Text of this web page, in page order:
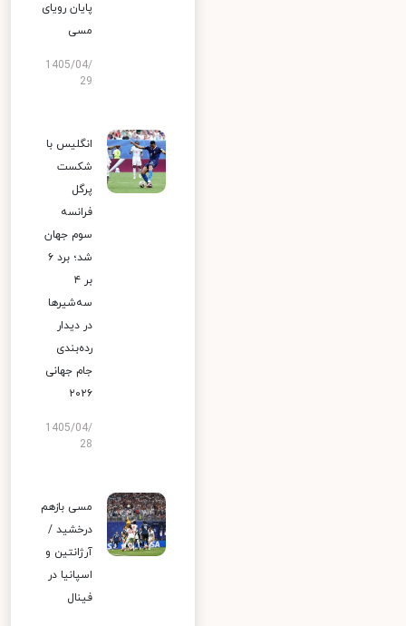
پایان رویای
مسی
1405/04/
29
انگلیس با
شکست
پرگل
فرانسه
سوم جهان
شد؛ برد ۶
بر ۴
سه‌شیرها
در دیدار
رده‌بندی
جام جهانی
۲۰۲۶
1405/04/
28
مسی بازهم
درخشید /
آرژانتین و
اسپانیا در
فینال